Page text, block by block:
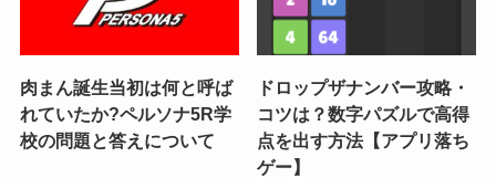
肉まん誕生当初は何と呼ば
れていたか?ペルソナ5R学
校の問題と答えについて
ドロップザナンバー攻略・
コツは？数字パズルで高得
点を出す方法【アプリ落ち
ゲー】